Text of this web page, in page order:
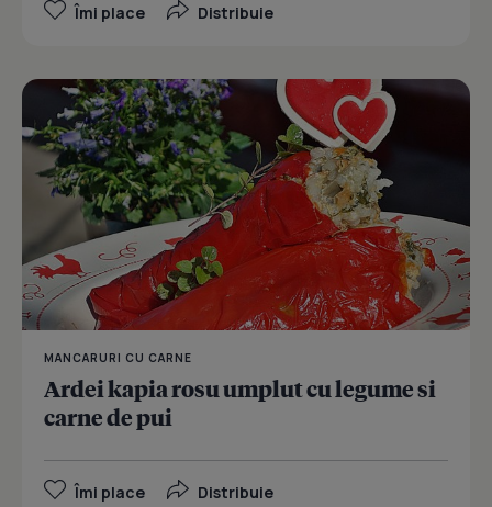
Îmi place Distribuie
MANCARURI CU CARNE
Ardei kapia rosu umplut cu legume si
carne de pui
Îmi place Distribuie